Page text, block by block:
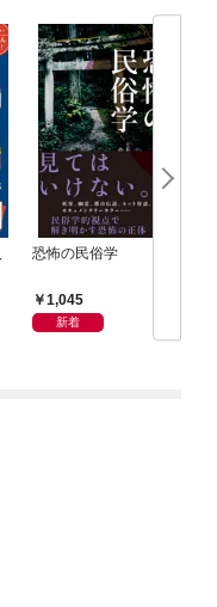
恐怖の民俗学
1,045
新着